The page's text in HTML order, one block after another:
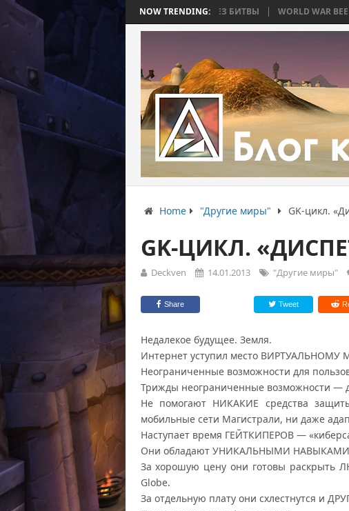
NOW TRENDING:
4: ВОЙНА, КОТОРАЯ ЗАКОНЧИЛАСЬ БЕЗ БИТВЫ WORLD WAR BEE 2. ЧАСТЬ
Home "Другие миры" GK-цикл.
GK-ЦИКЛ.
Deckven 14.01.2013 "Другие миры"
Share Tweet
Недалекое будущее. Земля.
Интернет уступил место
Неограниченные возможности для
Трижды неограниченные возможности —
Не помогают НИКАКИЕ средства
мобильные сети Магистрали, ни даже
Наступает время ГЕЙТКИПЕРОВ —
Они обладают УНИКАЛЬНЫМИ НАВЫКАМИ
За хорошую цену они готовы раскрыть
Globe.
За отдельную плату они схлестнутся и